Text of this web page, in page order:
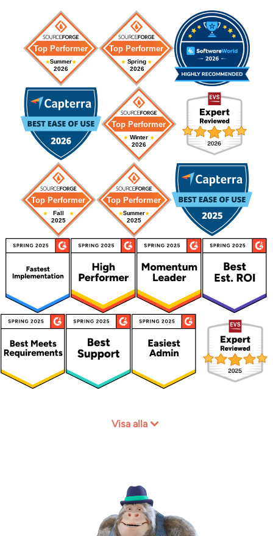
Visa alla